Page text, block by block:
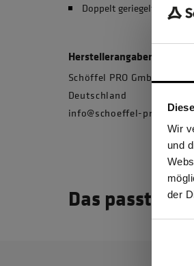
Wir
und
der
Doppelt geriegelte
Herstellerangaben
Schöffel PRO GmbH,
Deutschland
info@schoeffel-pro.com
Das passt